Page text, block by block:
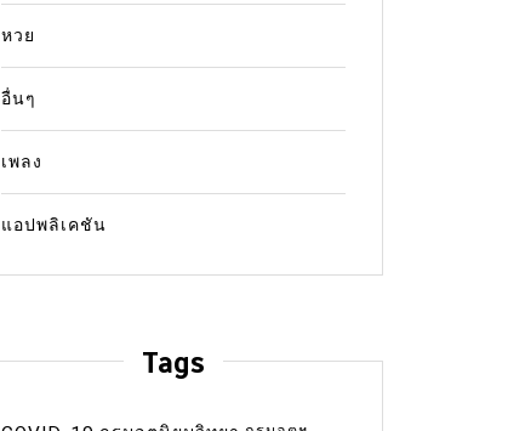
หวย
อื่นๆ
เพลง
แอปพลิเคชัน
Tags